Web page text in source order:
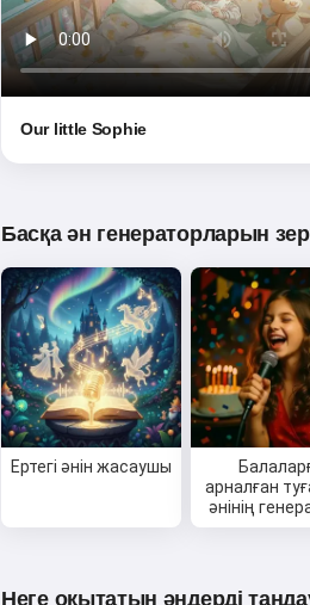
Our little Sophie
Басқа ән генераторларын
Ертегі әнін жасаушы
арналған
әнінің
Неге оқытатын әндерді